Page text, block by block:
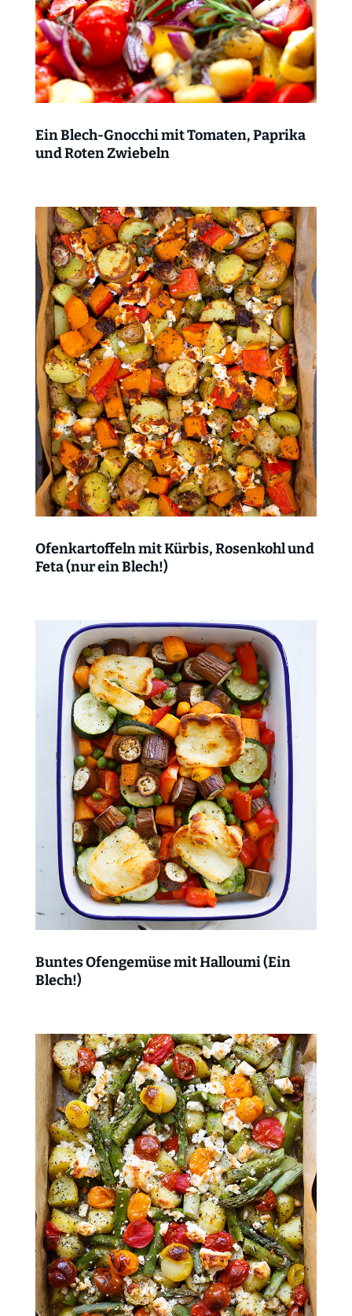
Ein Blech-Gnocchi mit Tomaten, Paprika
und Roten Zwiebeln
Ofenkartoffeln mit Kürbis, Rosenkohl und
Feta (nur ein Blech!)
Buntes Ofengemüse mit Halloumi (Ein
Blech!)